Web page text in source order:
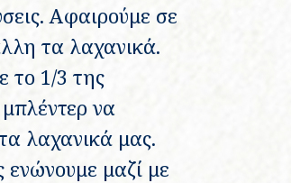
Αφαιρούμε σε
τα λαχανικά.
το 1/3 της
να
λαχανικά μας.
ενώνουμε μαζί με